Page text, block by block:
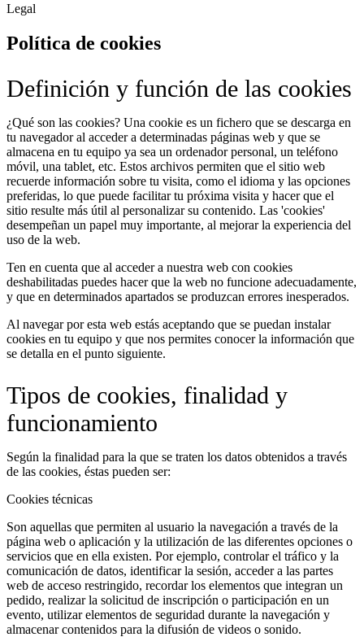
Legal
Política de cookies
Definición y función de las cookies
¿Qué son las cookies? Una cookie es un fichero que se descarga en
tu navegador al acceder a determinadas páginas web y que se
almacena en tu equipo ya sea un ordenador personal, un teléfono
móvil, una tablet, etc. Estos archivos permiten que el sitio web
recuerde información sobre tu visita, como el idioma y las opciones
preferidas, lo que puede facilitar tu próxima visita y hacer que el
sitio resulte más útil al personalizar su contenido. Las 'cookies'
desempeñan un papel muy importante, al mejorar la experiencia del
uso de la web.
Ten en cuenta que al acceder a nuestra web con cookies
deshabilitadas puedes hacer que la web no funcione adecuadamente,
y que en determinados apartados se produzcan errores inesperados.
Al navegar por esta web estás aceptando que se puedan instalar
cookies en tu equipo y que nos permites conocer la información que
se detalla en el punto siguiente.
Tipos de cookies, finalidad y
funcionamiento
Según la finalidad para la que se traten los datos obtenidos a través
de las cookies, éstas pueden ser:
Cookies técnicas
Son aquellas que permiten al usuario la navegación a través de la
página web o aplicación y la utilización de las diferentes opciones o
servicios que en ella existen. Por ejemplo, controlar el tráfico y la
comunicación de datos, identificar la sesión, acceder a las partes
web de acceso restringido, recordar los elementos que integran un
pedido, realizar la solicitud de inscripción o participación en un
evento, utilizar elementos de seguridad durante la navegación y
almacenar contenidos para la difusión de videos o sonido.